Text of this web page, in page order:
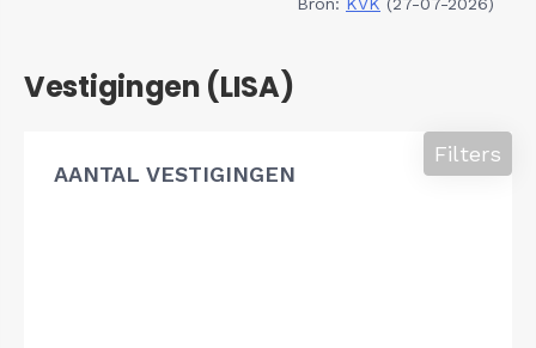
Vestigingen (LISA)
AANTAL VESTIGINGEN
Filters